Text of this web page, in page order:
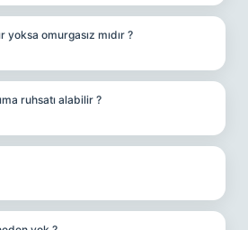
yoksa omurgasız mıdır ?
ruhsatı alabilir ?